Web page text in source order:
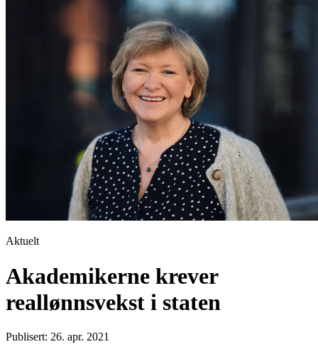
Aktuelt
Akademikerne krever
reallønnsvekst i staten
Publisert: 26. apr. 2021